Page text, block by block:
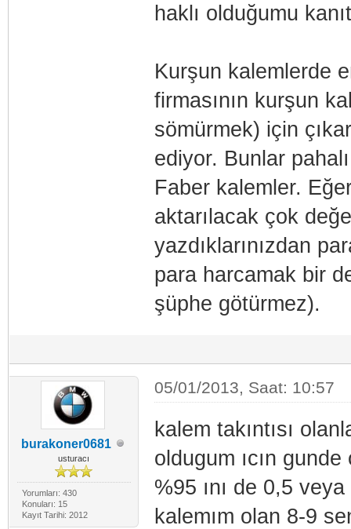
haklı olduğumu
Kurşun kalemlerde
firmasının kurşun
sömürmek) için
ediyor. Bunlar
Faber kalemler.
aktarılacak çok
yazdıklarınızdan
para harcamak bir
şüphe götürmez).
burakoner0681
usturacı
Yorumları: 430
Konuları: 15
Kayıt Tarihi: 2012
05/01/2013, Saat: 10:57
kalem takıntısı
oldugum ıcın
%95 ını de 0,5
kalemım olan 8-9